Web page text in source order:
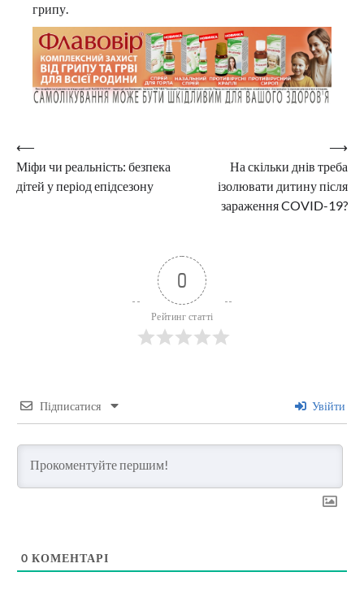
грипу.
Навігація
записів
⟵
Міфи чи реальність: безпека
дітей у період епідсезону
На скільки днів треба
ізолювати дитину після
зараження COVID-19?
⟶
0
Рейтинг статті
Підписатися Увійти
0 КОМЕНТАРІ